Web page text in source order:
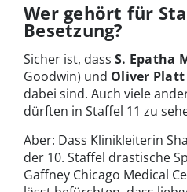
Wer gehört für
Besetzung?
Sicher ist, dass S. Epatha
Goodwin) und Oliver Platt
dabei sind. Auch viele
dürften in Staffel 11 zu
Aber: Dass Klinikleiterin
der 10. Staffel drastische
Gaffney Chicago Medical